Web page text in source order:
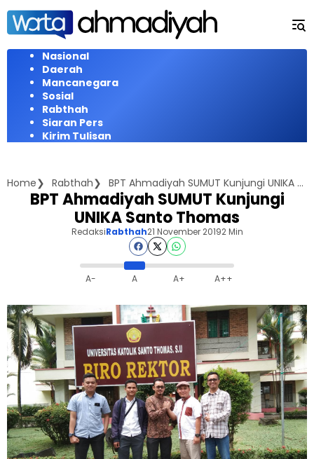
Langsung
konten
Nasional
Daerah
Mancanegara
Sosial
Rabthah
Siaran Pers
Kirim Tulisan
Home Rabthah BPT Ahmadiyah SUMUT Kunjungi UNIKA Santo Thomas
BPT Ahmadiyah SUMUT Kunjungi
UNIKA Santo Thomas
RedaksiRabthah21 November 20192 Min
A- A A+ A++